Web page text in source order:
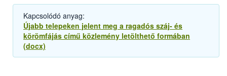
Kapcsolódó anyag:
Újabb telepeken jelent meg a ragadós száj- és
körömfájás című közlemény letölthető formában
(docx)